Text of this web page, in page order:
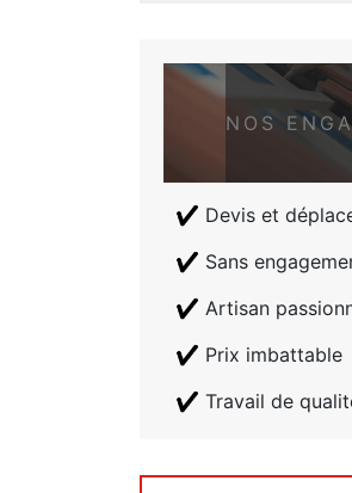
NOS
Devis et
Sans
Artisan
Prix imbattable
Travail de